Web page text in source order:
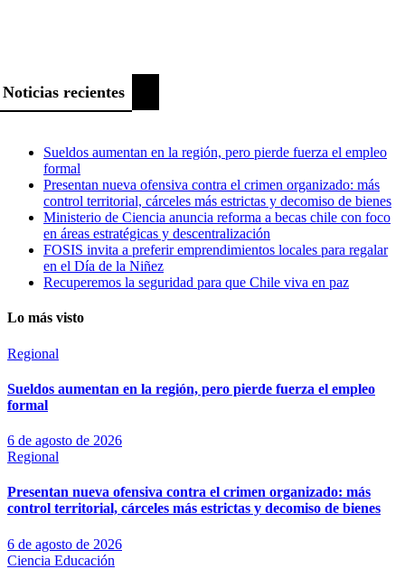
Noticias recientes
Sueldos aumentan en la región, pero pierde fuerza el empleo
formal
Presentan nueva ofensiva contra el crimen organizado: más
control territorial, cárceles más estrictas y decomiso de bienes
Ministerio de Ciencia anuncia reforma a becas chile con foco
en áreas estratégicas y descentralización
FOSIS invita a preferir emprendimientos locales para regalar
en el Día de la Niñez
Recuperemos la seguridad para que Chile viva en paz
Lo más visto
Regional
Sueldos aumentan en la región, pero pierde fuerza el empleo
formal
6 de agosto de 2026
Regional
Presentan nueva ofensiva contra el crimen organizado: más
control territorial, cárceles más estrictas y decomiso de bienes
6 de agosto de 2026
Ciencia Educación